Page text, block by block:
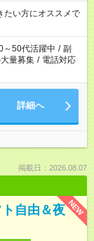
い方にオススメで
～50代活躍中 / 副
量募集 / 電話対応
詳細へ
掲載日：2026.08.07
NEW
自由＆夜